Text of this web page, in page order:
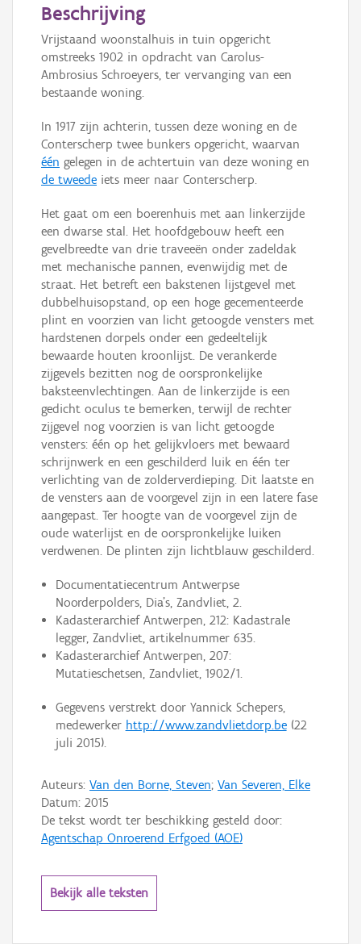
Beschrijving
Vrijstaand woonstalhuis in tuin opgericht
omstreeks 1902 in opdracht van Carolus-
Ambrosius Schroeyers, ter vervanging van een
bestaande woning.
In 1917 zijn achterin, tussen deze woning en de
Conterscherp twee bunkers opgericht, waarvan
één gelegen in de achtertuin van deze woning en
de tweede iets meer naar Conterscherp.
Het gaat om een boerenhuis met aan linkerzijde
een dwarse stal. Het hoofdgebouw heeft een
gevelbreedte van drie traveeën onder zadeldak
met mechanische pannen, evenwijdig met de
straat. Het betreft een bakstenen lijstgevel met
dubbelhuisopstand, op een hoge gecementeerde
plint en voorzien van licht getoogde vensters met
hardstenen dorpels onder een gedeeltelijk
bewaarde houten kroonlijst. De verankerde
zijgevels bezitten nog de oorspronkelijke
baksteenvlechtingen. Aan de linkerzijde is een
gedicht oculus te bemerken, terwijl de rechter
zijgevel nog voorzien is van licht getoogde
vensters: één op het gelijkvloers met bewaard
schrijnwerk en een geschilderd luik en één ter
verlichting van de zolderverdieping. Dit laatste en
de vensters aan de voorgevel zijn in een latere fase
aangepast. Ter hoogte van de voorgevel zijn de
oude waterlijst en de oorspronkelijke luiken
verdwenen. De plinten zijn lichtblauw geschilderd.
Documentatiecentrum Antwerpse
Noorderpolders, Dia’s, Zandvliet, 2.
Kadasterarchief Antwerpen, 212: Kadastrale
legger, Zandvliet, artikelnummer 635.
Kadasterarchief Antwerpen, 207:
Mutatieschetsen, Zandvliet, 1902/1.
Gegevens verstrekt door Yannick Schepers,
medewerker http://www.zandvlietdorp.be(22
juli 2015).
Auteurs: Van den Borne, Steven; Van Severen, Elke
Datum: 2015
De tekst wordt ter beschikking gesteld door:
Agentschap Onroerend Erfgoed (AOE)
Bekijk alle teksten